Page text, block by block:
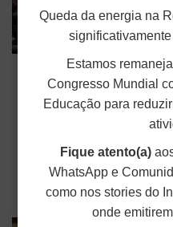
69º Conad começa
cultura popular
Sob as boas-vindas
místicas do bumba
início nesta sexta-feira
69º Conad do ANDES-
a luta pela educação
Publicado em: 03 de Julho de 2026
Queda da energia na
Estamos
Congresso Mundial
Educação para
Fique atento(a)
WhatsApp e
como nos stories do
onde